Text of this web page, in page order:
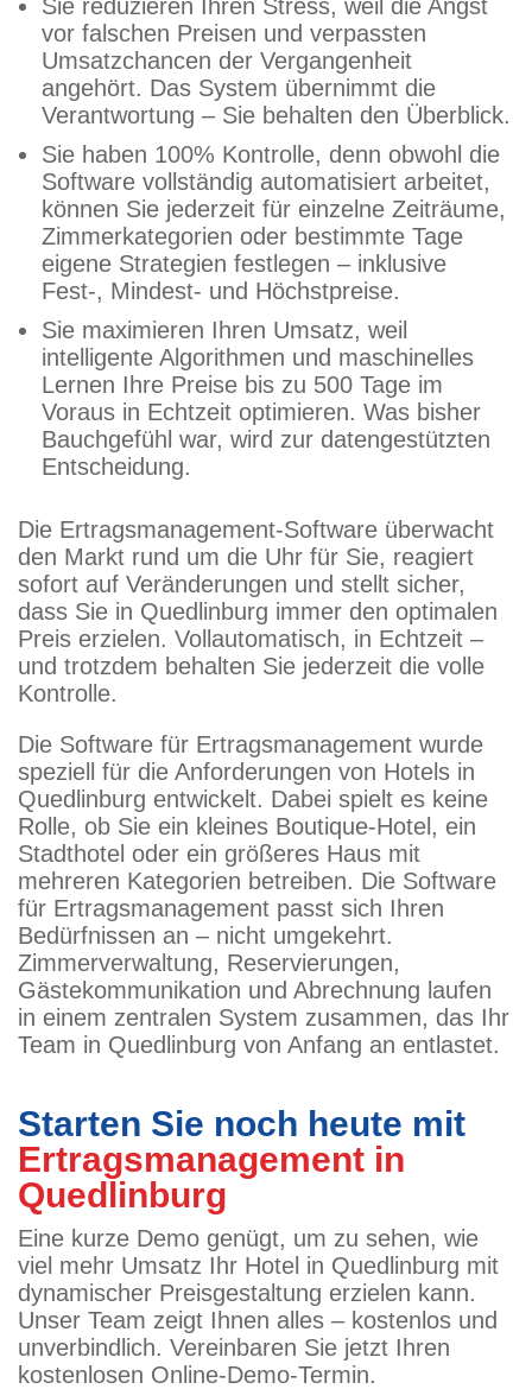
Sie reduzieren Ihren Stress, weil die Angst
vor falschen Preisen und verpassten
Umsatzchancen der Vergangenheit
angehört. Das System übernimmt die
Verantwortung – Sie behalten den Überblick.
Sie haben 100% Kontrolle, denn obwohl die
Software vollständig automatisiert arbeitet,
können Sie jederzeit für einzelne Zeiträume,
Zimmerkategorien oder bestimmte Tage
eigene Strategien festlegen – inklusive
Fest-, Mindest- und Höchstpreise.
Sie maximieren Ihren Umsatz, weil
intelligente Algorithmen und maschinelles
Lernen Ihre Preise bis zu 500 Tage im
Voraus in Echtzeit optimieren. Was bisher
Bauchgefühl war, wird zur datengestützten
Entscheidung.
Die Ertragsmanagement-Software überwacht
den Markt rund um die Uhr für Sie, reagiert
sofort auf Veränderungen und stellt sicher,
dass Sie in Quedlinburg immer den optimalen
Preis erzielen. Vollautomatisch, in Echtzeit –
und trotzdem behalten Sie jederzeit die volle
Kontrolle.
Die Software für Ertragsmanagement wurde
speziell für die Anforderungen von Hotels in
Quedlinburg entwickelt. Dabei spielt es keine
Rolle, ob Sie ein kleines Boutique-Hotel, ein
Stadthotel oder ein größeres Haus mit
mehreren Kategorien betreiben. Die Software
für Ertragsmanagement passt sich Ihren
Bedürfnissen an – nicht umgekehrt.
Zimmerverwaltung, Reservierungen,
Gästekommunikation und Abrechnung laufen
in einem zentralen System zusammen, das Ihr
Team in Quedlinburg von Anfang an entlastet.
Starten Sie noch heute mit
Ertragsmanagement in
Quedlinburg
Eine kurze Demo genügt, um zu sehen, wie
viel mehr Umsatz Ihr Hotel in Quedlinburg mit
dynamischer Preisgestaltung erzielen kann.
Unser Team zeigt Ihnen alles – kostenlos und
unverbindlich. Vereinbaren Sie jetzt Ihren
kostenlosen Online-Demo-Termin.